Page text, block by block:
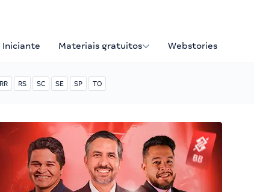
Iniciante Materiais gratuitos Webstories
RR RS SC SE SP TO